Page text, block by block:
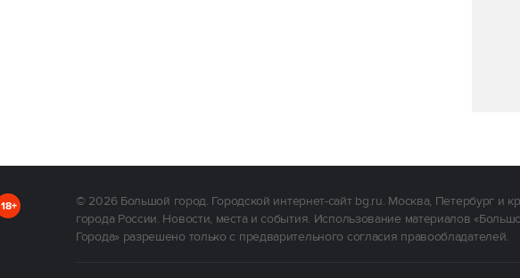
18+ © 2026Большой город. Городской интернет-сайт bg.ru. Москва, Петербург и
города России. Новости, места и события. Использование материалов
Города» разрешено только с предварительного согласия правообладателей.